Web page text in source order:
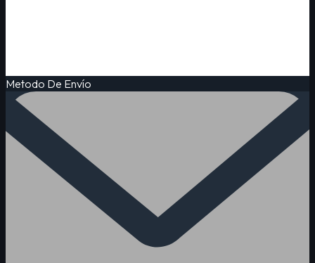
Metodo De Envío